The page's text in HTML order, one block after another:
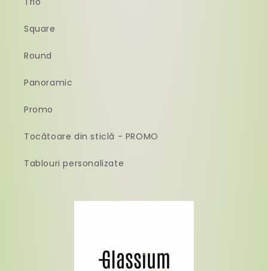
Square
Round
Panoramic
Promo
Tocătoare din sticlă - PROMO
Tablouri personalizate